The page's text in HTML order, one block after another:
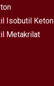
Isobutil Keton
Metakrilat